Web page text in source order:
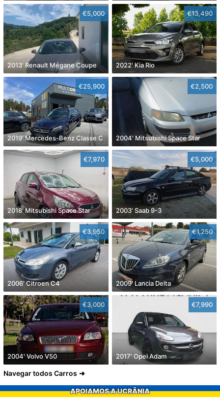
€5,000
2013' Renault Mégane Coupe
€13,490
2022' Kia Rio
€25,900
2019' Mercedes-Benz Classe C
€2,500
2004' Mitsubishi Space Star
€7,970
2018' Mitsubishi Space Star
€5,000
2003' Saab 9-3
€3,950
2006' Citroen C4
€1,250
2009' Lancia Delta
€3,000
2004' Volvo V50
€7,990
2017' Opel Adam
Navegar todos Carros
APOIAMOS A UCRÂNIA